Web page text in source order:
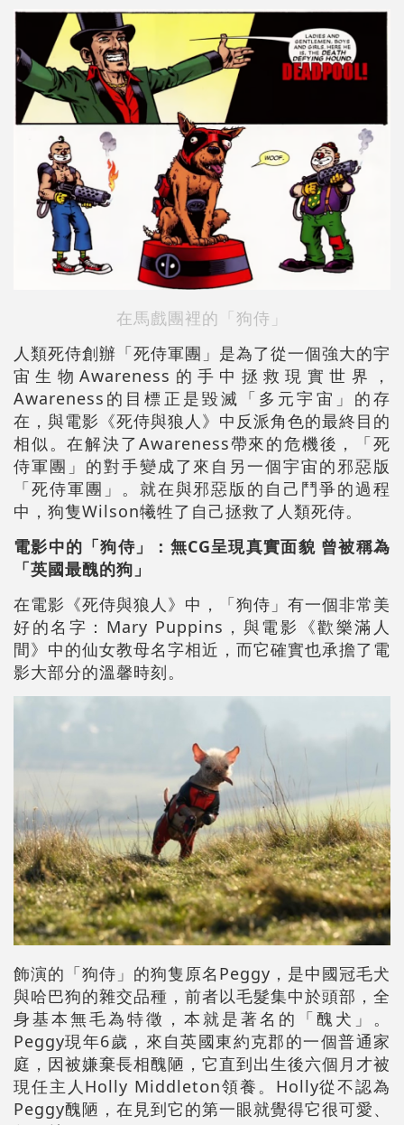
在馬戲團裡的「狗侍」
人類死侍創辦「死侍軍團」是為了從一個強大的宇
宙生物Awareness的手中拯救現實世界，
Awareness的目標正是毀滅「多元宇宙」的存
在，與電影《死侍與狼人》中反派角色的最終目的
相似。在解決了Awareness帶來的危機後，「死
侍軍團」的對手變成了來自另一個宇宙的邪惡版
「死侍軍團」。就在與邪惡版的自己鬥爭的過程
中，狗隻Wilson犧牲了自己拯救了人類死侍。
電影中的「狗侍」：無CG呈現真實面貌 曾被稱為
「英國最醜的狗」
在電影《死侍與狼人》中，「狗侍」有一個非常美
好的名字：Mary Puppins，與電影《歡樂滿人
間》中的仙女教母名字相近，而它確實也承擔了電
影大部分的溫馨時刻。
飾演的「狗侍」的狗隻原名Peggy， 是中國冠毛犬
與哈巴狗的雜交品種，前者以毛髮集中於頭部，全
身基本無毛為特徵，本就是著名的「醜犬」。
Peggy現年6歲，來自英國東約克郡的一個普通家
庭，因被嫌棄長相醜陋，它直到出生後六個月才被
現任主人Holly Middleton領養。Holly從不認為
Peggy醜陋，在見到它的第一眼就覺得它很可愛、